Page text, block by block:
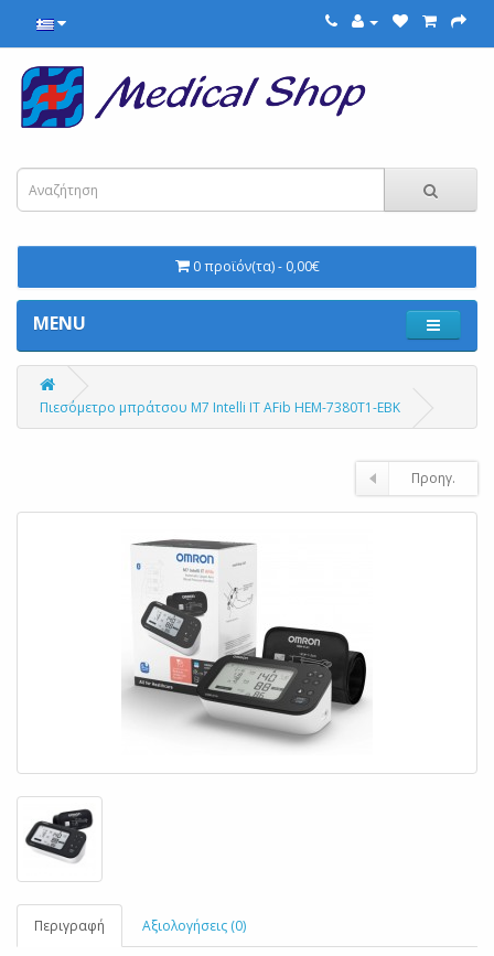
0 προϊόν(τα) - 0,00€
MENU
Πιεσόμετρο μπράτσου M7 Intelli IT AFib HEM-7380T1-EBK
Προηγ.
Περιγραφή Αξιολογήσεις (0)